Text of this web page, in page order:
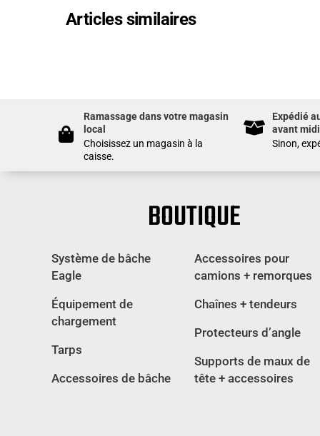
Articles similaires
Ramassage dans votre magasin
local
Choisissez un magasin à la
caisse.
Expédié
avant
Sinon,
BOUTIQUE
Système de bâche
Eagle
Équipement de
chargement
Tarps
Accessoires de bâche
Accessoires pour
camions + remorques
Chaînes + tendeurs
Protecteurs d’angle
Supports de maux de
tête + accessoires